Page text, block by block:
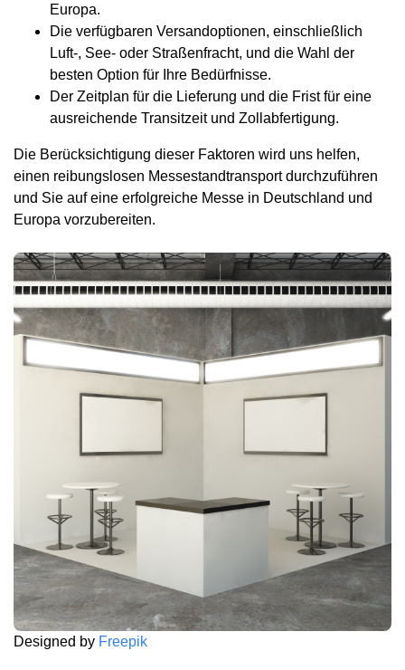
Europa.
Die verfügbaren Versandoptionen, einschließlich
Luft-, See- oder Straßenfracht, und die Wahl der
besten Option für Ihre Bedürfnisse.
Der Zeitplan für die Lieferung und die Frist für eine
ausreichende Transitzeit und Zollabfertigung.
Die Berücksichtigung dieser Faktoren wird uns helfen,
einen reibungslosen Messestandtransport durchzuführen
und Sie auf eine erfolgreiche Messe in Deutschland und
Europa vorzubereiten.
Designed by Freepik